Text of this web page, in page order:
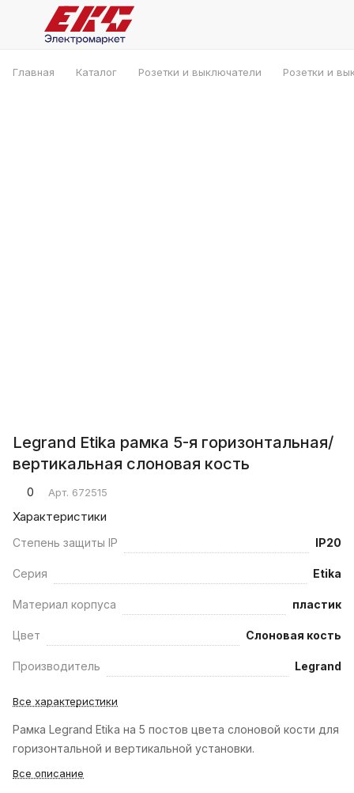
Главная Каталог Розетки и выключатели Розетки и
Legrand Etika рамка 5-я горизонтальная/
вертикальная слоновая кость
0 Арт. 672515
Характеристики
Степень защиты IP IP20
Серия Etika
Материал корпуса пластик
Цвет Слоновая кость
Производитель Legrand
Все характеристики
Рамка Legrand Etika на 5 постов цвета слоновой кости для
горизонтальной и вертикальной установки.
Все описание